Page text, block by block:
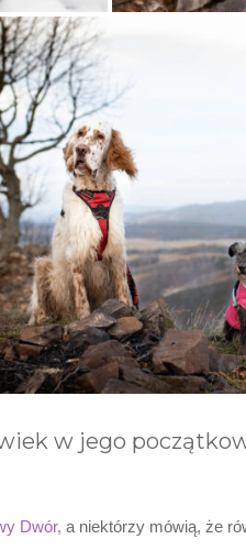
w jego
Dwór, a niektórzy mówią, że